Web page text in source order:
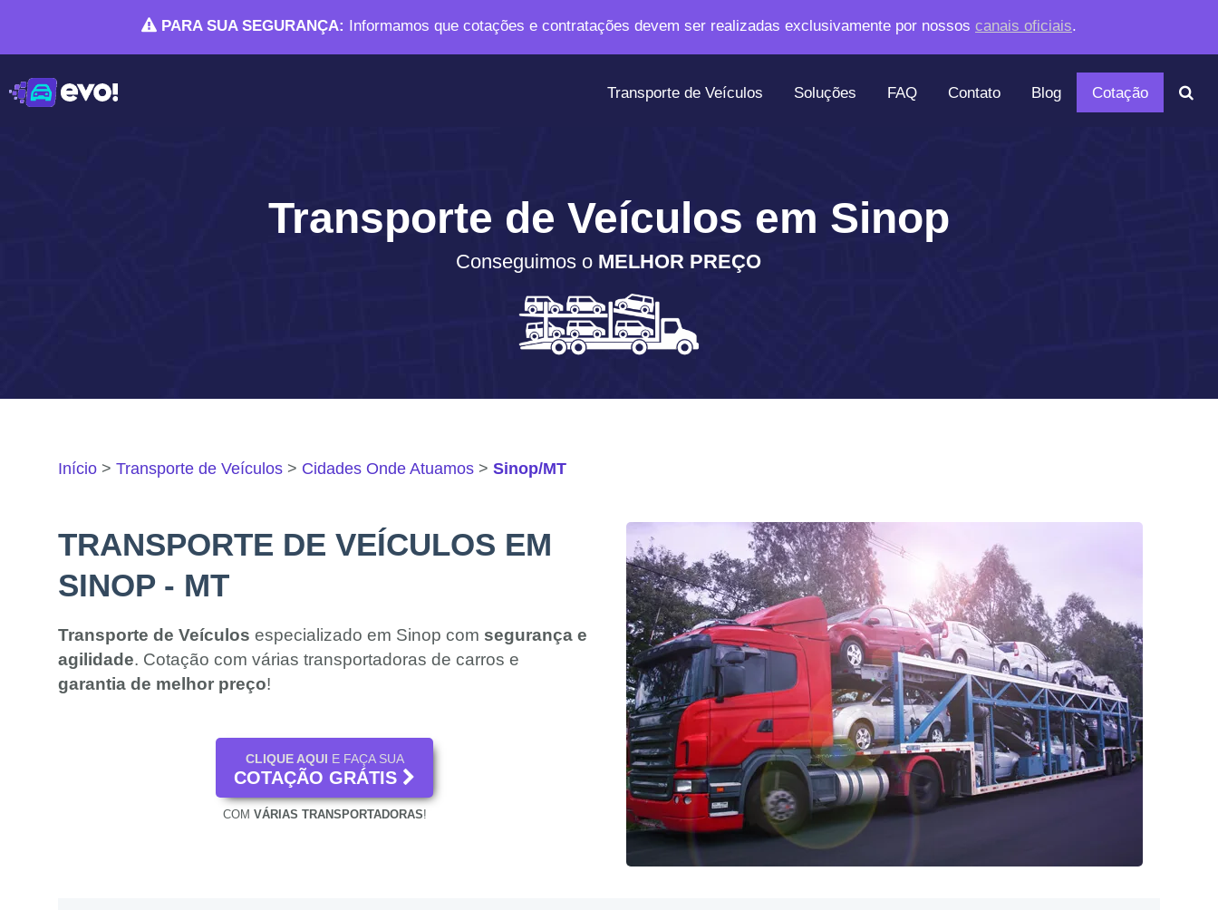
PARA SUA SEGURANÇA: Informamos que cotações e contratações devem ser realizadas exclusivamente por nossos canais oficiais.
Transporte de Veículos Soluções FAQ Contato Blog Cotação
Transporte de Veículos em Sinop
Conseguimos o MELHOR PREÇO
Início Transporte de Veículos Cidades Onde Atuamos Sinop/MT
TRANSPORTE DE VEÍCULOS EM
SINOP - MT
Transporte de Veículos especializado em Sinop com segurança e
agilidade. Cotação com várias transportadoras de carros e
garantia de melhor preço!
CLIQUE AQUI E FAÇA SUA
COTAÇÃO GRÁTIS
COM VÁRIAS TRANSPORTADORAS!